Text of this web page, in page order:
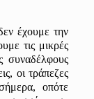
έχουμετην
τις μικρές
συναδέλφους
, οιτράπεζες
α, οπότε